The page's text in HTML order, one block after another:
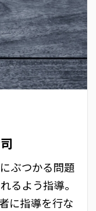
ぶつかる問題
るよう指導。
に指導を行な